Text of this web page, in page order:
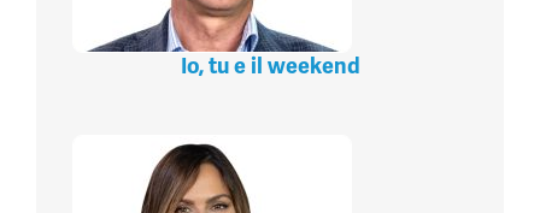
Io, tu e il weekend